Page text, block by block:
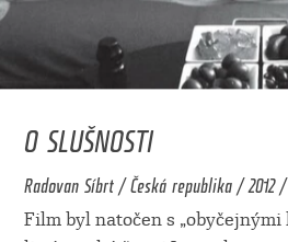
O SLUŠNOSTI
Radovan Síbrt / Česká republika / 2012
Film byl natočen s